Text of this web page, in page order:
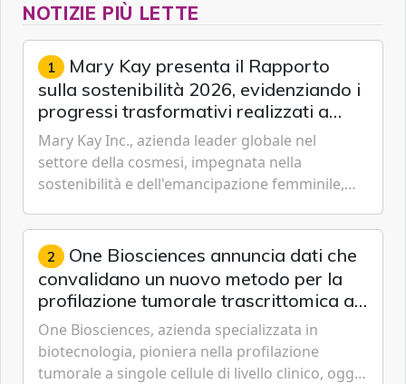
NOTIZIE PIÙ LETTE
1 Mary Kay presenta il Rapporto
sulla sostenibilità 2026, evidenziando i
progressi trasformativi realizzati a
livello globale nelle sfere sociale,
economica e ambientale
Mary Kay Inc., azienda leader globale nel
settore della cosmesi, impegnata nella
sostenibilità e dell'emancipazione femminile,
sostenibilità 2026, una panora...
2 One Biosciences annuncia dati che
convalidano un nuovo metodo per la
profilazione tumorale trascrittomica a
singole cellule da campioni istologici
One Biosciences, azienda specializzata in
biotecnologia, pioniera nella profilazione
tumorale a singole cellule di livello clinico, oggi